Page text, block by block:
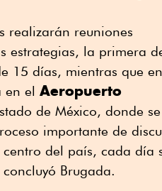
realizarán reuniones
estrategias, la primera
15 días, mientras que
en el Aeropuerto
de México, donde se
importante de
del país, cada día
Brugada.